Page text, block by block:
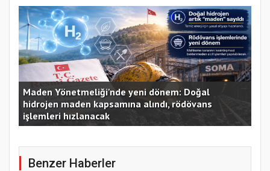
Maden Yönetmeliği'nde yeni dönem: Doğal
hidrojen maden kapsamına alındı, rödövans
işlemleri hızlanacak
Benzer Haberler